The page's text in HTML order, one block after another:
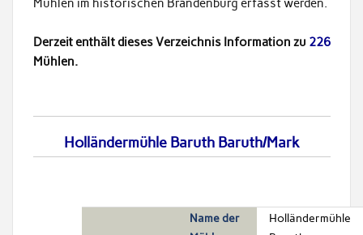
Derzeit enthält dieses Verzeichnis Information zu 226
Mühlen.
Holländermühle Baruth Baruth/Mark
Name der
Holländermühle